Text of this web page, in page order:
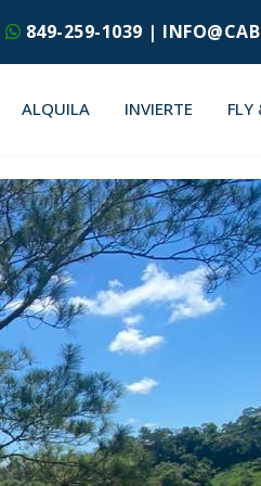
849-259-1039 |
ALQUILA INVIERTE FLY